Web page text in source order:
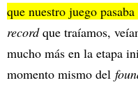
que nuestro juego
recordque traíamos,
mucho más en la etapa
momento mismo del